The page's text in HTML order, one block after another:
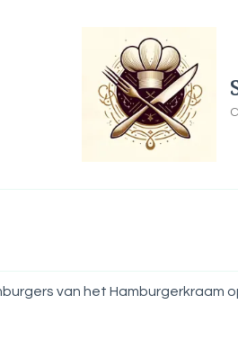
van het Hamburgerkraam